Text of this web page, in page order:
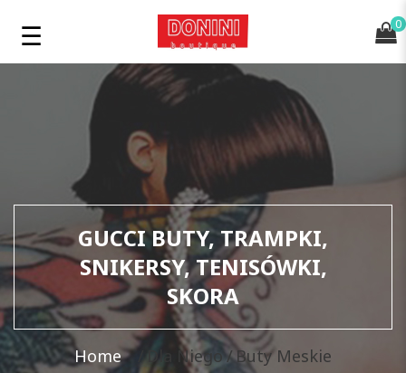
0
GUCCI BUTY, TRAMPKI,
SNIKERSY, TENISÓWKI,
SKORA
Home Dla Niego Buty Meskie